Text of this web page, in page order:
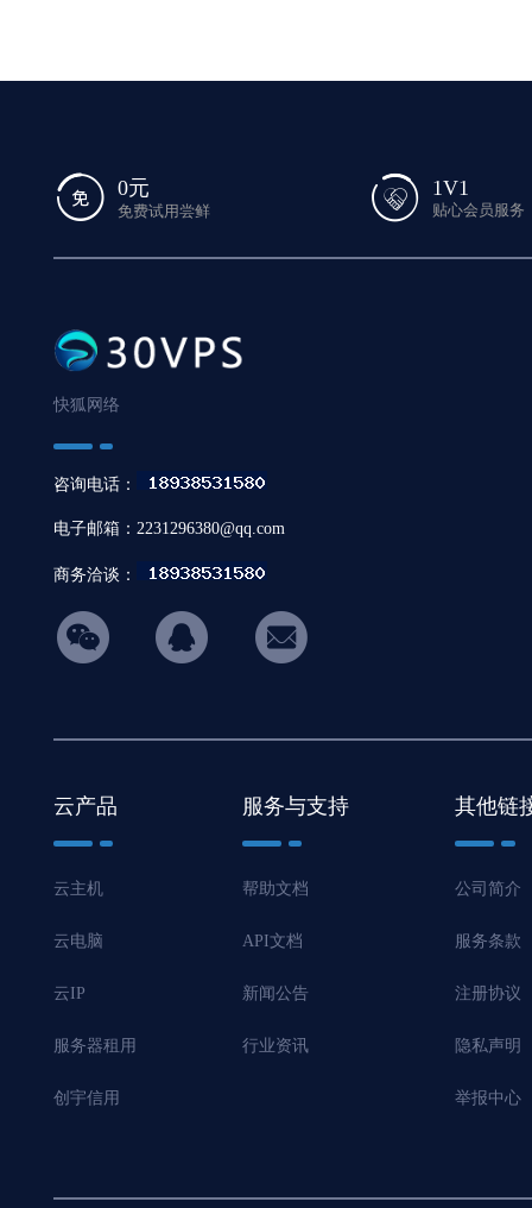
0元
免费试用尝鲜
1V1
贴心会员服务
快狐网络
咨询电话：
电子邮箱：2231296380@qq.com
商务洽谈：
hicon34
云产品
云主机
云电脑
云IP
服务器租用
创宇信用
服务与支持
帮助文档
API文档
新闻公告
行业资讯
其他链
公司简介
服务条款
注册协议
隐私声明
举报中心